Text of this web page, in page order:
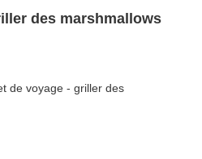
des marshmallows